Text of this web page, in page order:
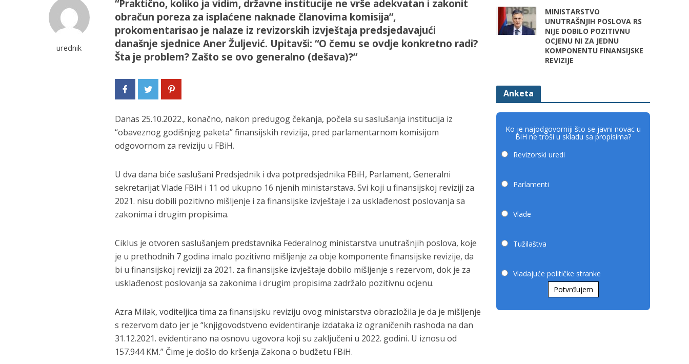
urednik
“Praktično, koliko ja vidim, državne institucije ne vrše adekvatan i zakonit
obračun poreza za isplaćene naknade članovima komisija”,
prokomentarisao je nalaze iz revizorskih izvještaja predsjedavajući
današnje sjednice Aner Žuljević. Upitavši: “O čemu se ovdje konkretno radi?
Šta je problem? Zašto se ovo generalno (dešava)?”
Danas 25.10.2022., konačno, nakon predugog čekanja, počela su saslušanja institucija iz
“obaveznog godišnjeg paketa” finansijskih revizija, pred parlamentarnom komisijom
odgovornom za reviziju u FBiH.
U dva dana biće saslušani Predsjednik i dva potpredsjednika FBiH, Parlament, Generalni
sekretarijat Vlade FBiH i 11 od ukupno 16 njenih ministarstava. Svi koji u finansijskoj reviziji za
2021. nisu dobili pozitivno mišljenje i za finansijske izvještaje i za usklađenost poslovanja sa
zakonima i drugim propisima.
Ciklus je otvoren saslušanjem predstavnika Federalnog ministarstva unutrašnjih poslova, koje
je u prethodnih 7 godina imalo pozitivno mišljenje za obje komponente finansijske revizije, da
bi u finansijskoj reviziji za 2021. za finansijske izvještaje dobilo mišljenje s rezervom, dok je za
usklađenost poslovanja sa zakonima i drugim propisima zadržalo pozitivnu ocjenu.
Azra Milak, voditeljica tima za finansijsku reviziju ovog ministarstva obrazložila je da je mišljenje
s rezervom dato jer je “knjigovodstveno evidentiranje izdataka iz ograničenih rashoda na dan
31.12.2021. evidentirano na osnovu ugovora koji su zaključeni u 2022. godini. U iznosu od
157.944 KM.” Čime je došlo do kršenja Zakona o budžetu FBiH.
MINISTARSTVO
UNUTRAŠNJIH POSLOVA RS
NIJE DOBILO POZITIVNU
OCJENU NI ZA JEDNU
KOMPONENTU FINANSIJSKE
REVIZIJE
Anketa
Ko je najodgovorniji što se javni novac u
BiH ne troši u skladu sa propisima?
Revizorski uredi
Parlamenti
Vlade
Tužilaštva
Vladajuće političke stranke
Potvrđujem